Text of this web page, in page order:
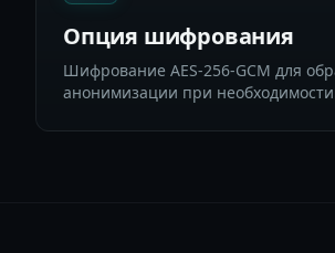
Опция шифрования
Шифрование AES-256-GCM для
анонимизации при